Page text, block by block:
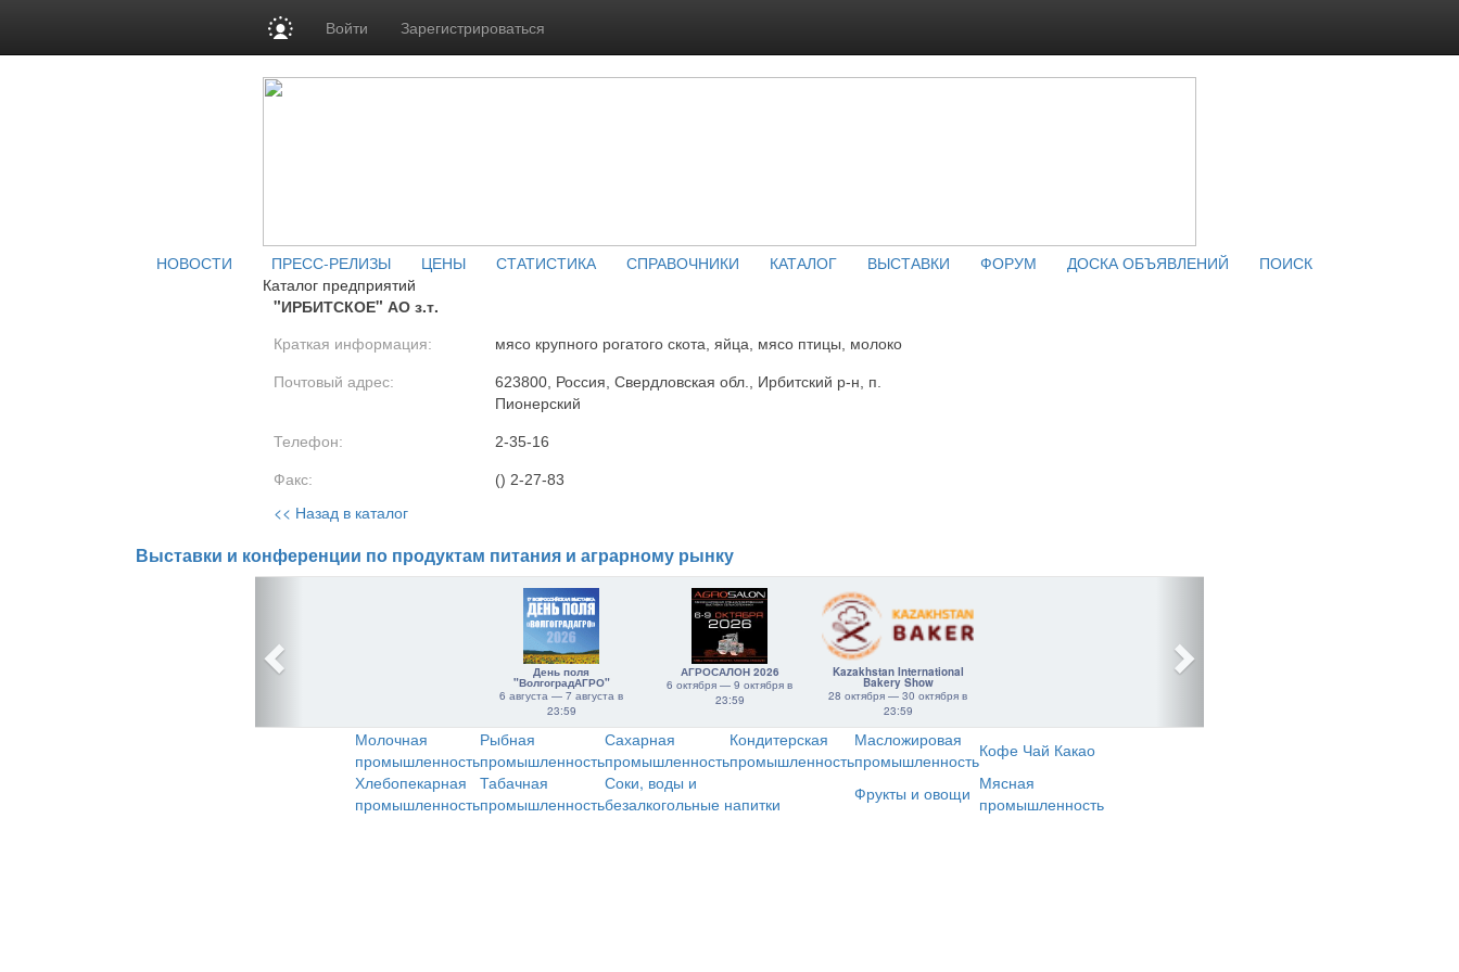
Войти Зарегистрироваться
НОВОСТИ ПРЕСС-РЕЛИЗЫ ЦЕНЫ СТАТИСТИКА СПРАВОЧНИКИ КАТАЛОГ ВЫСТАВКИ ФОРУМ ДОСКА ОБЪЯВЛЕНИЙ
ПОИСК
Каталог предприятий
"ИРБИТСКОЕ" АО з.т.
Краткая информация: мясо крупного рогатого скота, яйца, мясо птицы, молоко
Почтовый адрес:
623800, Россия, Свердловская обл., Ирбитский р-н, п.
Пионерский
Телефон: 2-35-16
Факс: () 2-27-83
<< Назад в каталог
Выставки и конференции по продуктам питания и аграрному рынку
День поля
"ВолгоградАГРО"
6 августа — 7 августа в
23:59
АГРОСАЛОН 2026
6 октября — 9 октября в
23:59
Kazakhstan International
Bakery Show
28 октября — 30 октября в
23:59
Молочная
промышленность
Рыбная
промышленность
Сахарная
промышленность
Кондитерская
промышленность
Масложировая
промышленностьКофе Чай Какао
Хлебопекарная
промышленность
Табачная
промышленность
Соки, воды и
безалкогольные напитки
Фрукты и овощи Мясная
промышленность